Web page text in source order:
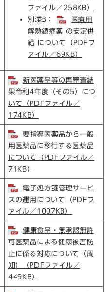
ファイル／258KB）
別添3：
医療用
解熱鎮痛薬 の安定供
給 について（PDFフ
ァイル／69KB）
新医薬品等の再審査結
果令和4年度（その5）につ
いて（PDFファイル／
174KB）
要指導医薬品から一般
用医薬品に移行する医薬品
について（PDFファイル／
71KB）
電子処方箋管理サービ
スの運用について（PDFフ
ァイル／1007KB）
健康食品・無承認無許
可医薬品による健康被害防
止に係る対応について（周
知）（PDFファイル／
449KB）